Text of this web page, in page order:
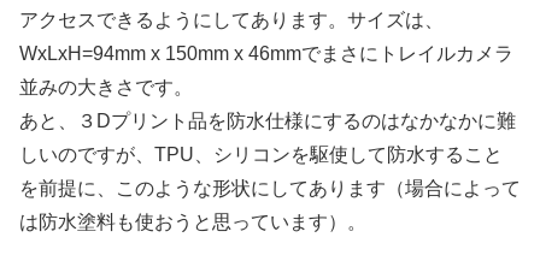
アクセスできるようにしてあります。サイズは、
WxLxH=94mm x 150mm x 46mmでまさにトレイルカメラ
並みの大きさです。
あと、３Dプリント品を防水仕様にするのはなかなかに難
しいのですが、TPU、シリコンを駆使して防水すること
を前提に、このような形状にしてあります（場合によって
は防水塗料も使おうと思っています）。